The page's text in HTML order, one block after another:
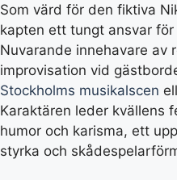
Som värd för den fiktiva
kapten ett tungt ansvar för
Nuvarande innehavare av
improvisation vid
Stockholms musikalscen
Karaktären leder kvällens
humor och karisma, ett
styrka och